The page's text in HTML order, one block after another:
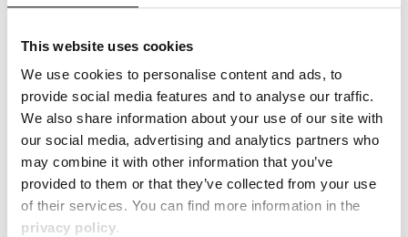
This website uses cookies
We use cookies to personalise content and ads, to
provide social media features and to analyse our traffic.
We also share information about your use of our site with
our social media, advertising and analytics partners who
may combine it with other information that you’ve
provided to them or that they’ve collected from your use
of their services. You can find more information in the
privacy policy.
Euro in den Standort St. Barbara
Innovation Österreich Pressemitteilung
Beitrag lesen PDF herunterladen